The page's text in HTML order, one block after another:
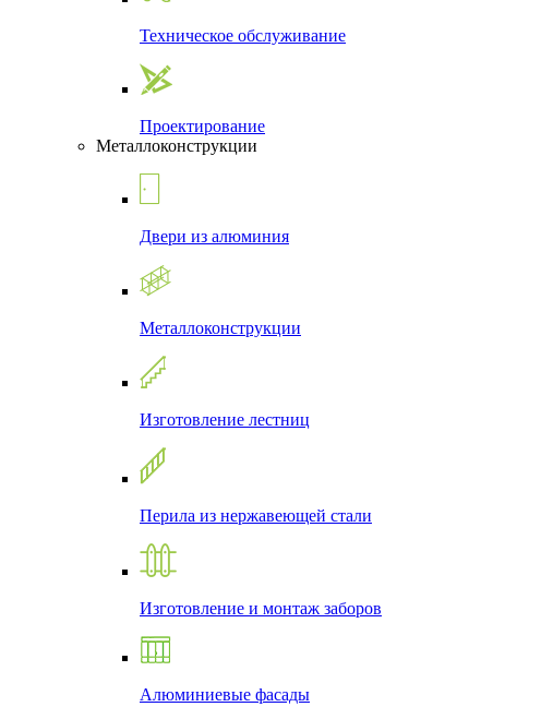
Техническое обслуживание
Проектирование
Металлоконструкции
Двери из алюминия
Металлоконструкции
Изготовление лестниц
Перила из нержавеющей стали
Изготовление и монтаж заборов
Алюминиевые фасады